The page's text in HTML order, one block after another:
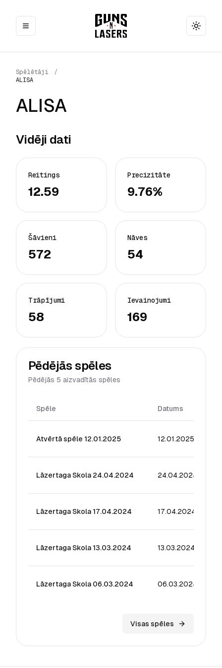
Toggle
Spēlētāji
/
ALISA
ALISA
Vidēji dati
Reitings
12.59
Precizitāte
9.76%
Šāvieni
572
Nāves
54
Trāpījumi
58
Ievainojumi
169
Pēdējās spēles
Pēdējās 5 aizvadītās spēles
Spēle Datums
Atvērtā spēle 12.01.2025 12.01.2025
Lāzertaga Skola 24.04.2024 24.04.2024
Lāzertaga Skola 17.04.2024 17.04.2024
Lāzertaga Skola 13.03.2024 13.03.2024
Lāzertaga Skola 06.03.2024 06.03.2024
Visas spēles